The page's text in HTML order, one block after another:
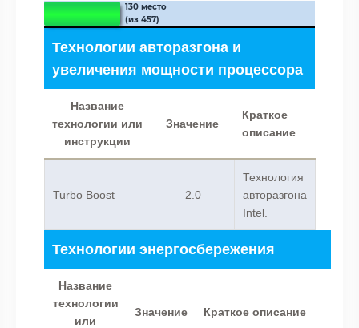
130 место
(из 457)
Технологии авторазгона и
увеличения мощности процессора
Название
технологии или
инструкции
Значение
Краткое
описание
Turbo Boost 2.0
Технология
авторазгона
Intel.
Технологии энергосбережения
Название
технологии
или
Значение Краткое описание